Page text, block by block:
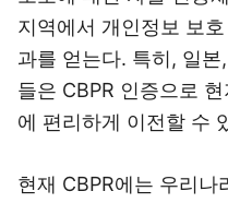
지역에서 개인정보 보
과를 얻는다. 특히, 일
들은 CBPR 인증으로
에 편리하게 이전할 수
현재 CBPR에는 우리